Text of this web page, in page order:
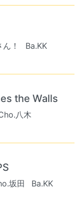
！
Ba.KK
the Walls
八木
坂田
Ba.KK